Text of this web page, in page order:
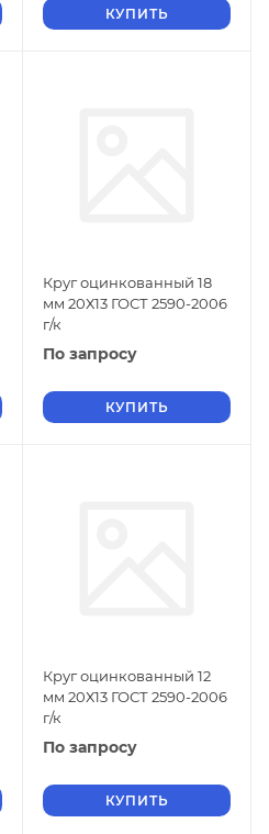
КУПИТЬ
Круг оцинкованный 18
мм 20Х13 ГОСТ 2590-2006
г/к
По запросу
КУПИТЬ
Круг оцинкованный 12
мм 20Х13 ГОСТ 2590-2006
г/к
По запросу
КУПИТЬ